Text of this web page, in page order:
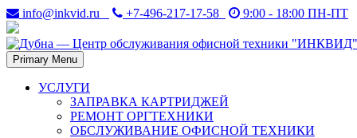
Skip
to
content
info@inkvid.ru +7-496-217-17-58 9:00 - 18:00 ПН-ПТ
Дубна — Центр
Дубна. Восстановление и заправка лазерных картриджей в
Primary Menu
УСЛУГИ
ЗАПРАВКА КАРТРИДЖЕЙ
РЕМОНТ ОРГТЕХНИКИ
ОБСЛУЖИВАНИЕ ОФИСНОЙ ТЕХНИКИ